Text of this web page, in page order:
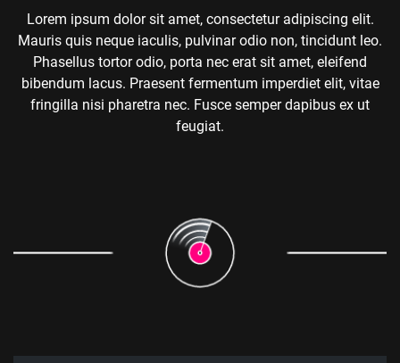
Lorem ipsum dolor sit amet, consectetur adipiscing elit.
Mauris quis neque iaculis, pulvinar odio non, tincidunt leo.
Phasellus tortor odio, porta nec erat sit amet, eleifend
bibendum lacus. Praesent fermentum imperdiet elit, vitae
fringilla nisi pharetra nec. Fusce semper dapibus ex ut
feugiat.